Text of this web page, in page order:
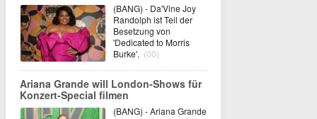
(BANG) - Da'Vine Joy
Randolph ist Teil der
Besetzung von
'Dedicated to Morris
Burke'. (00)
Ariana Grande will London-Shows für
Konzert-Special filmen
(BANG) - Ariana Grande